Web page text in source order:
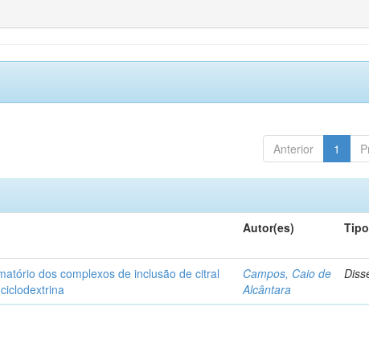
Anterior 1
Autor(es) Tipo
dos complexos de inclusão de citral
Campos, Caio de
Alcântara